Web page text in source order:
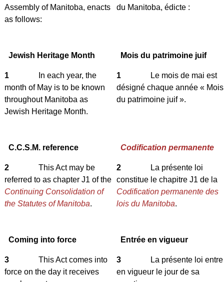
Assembly of Manitoba, enacts
as follows:
du Manitoba, édicte :
Jewish Heritage Month
1
In each year, the
month of May is to be known
throughout Manitoba as
Jewish Heritage Month.
Mois du patrimoine juif
1
Le mois de mai est
désigné chaque année « Mois
du patrimoine juif ».
C.C.S.M. reference
2
This Act may be
referred to as chapter J1 of the
Continuing Consolidation of
the Statutes of Manitoba.
Codification permanente
2
La présente loi
constitue le chapitre J1 de la
Codification permanente des
lois du Manitoba.
Coming into force
3
This Act comes into
force on the day it receives
Entrée en vigueur
3
La présente loi entre
en vigueur le jour de sa